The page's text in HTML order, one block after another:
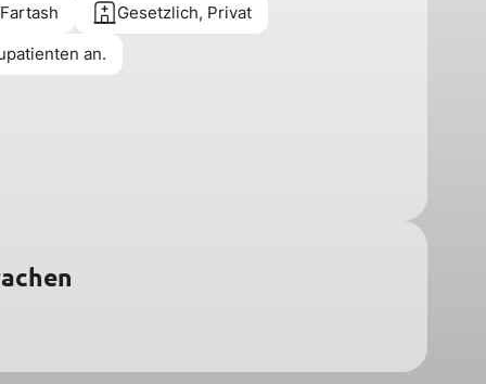
Gesetzlich, Privat
an.